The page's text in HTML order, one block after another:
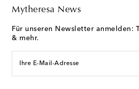
Mytheresa News
Für unseren Newsletter anmelden:
& mehr.
Ihre E-Mail-Adresse